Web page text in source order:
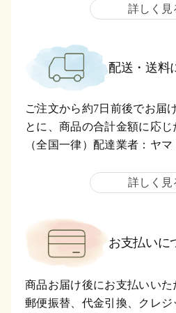
詳しく見
配送・送料
ご注文から約7日前後でお届
とに、商品の合計金額に応じ
（全国一律）配達業者：ヤマ
詳しく見
お支払いに
商品お届け後にお支払いいた
郵便振替、代金引換、クレ